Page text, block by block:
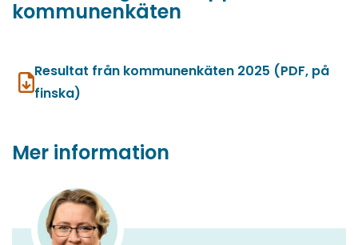
kommunenkäten
Resultat från kommunenkäten 2025 (PDF, på
finska)
Mer information